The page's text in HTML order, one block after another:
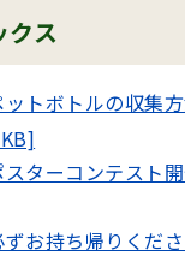
クス
トボトルの収集
スターコンテスト
お持ち帰りくだ